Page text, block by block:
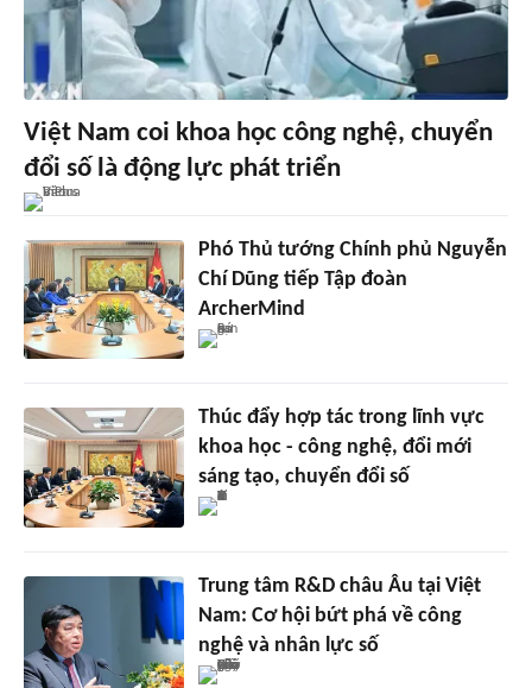
Việt Nam coi khoa học công nghệ, chuyển
đổi số là động lực phát triển
Phó Thủ tướng Chính phủ Nguyễn
Chí Dũng tiếp Tập đoàn
ArcherMind
Thúc đẩy hợp tác trong lĩnh vực
khoa học - công nghệ, đổi mới
sáng tạo, chuyển đổi số
Trung tâm R&D châu Âu tại Việt
Nam: Cơ hội bứt phá về công
nghệ và nhân lực số